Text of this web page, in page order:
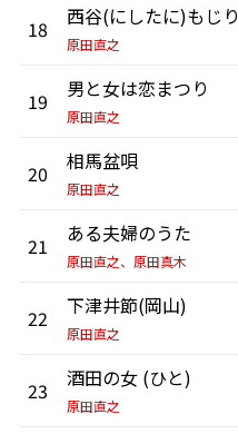
18 西谷(にしたに)もじり
原田直之
19 男と女は恋まつり
原田直之
20 相馬盆唄
原田直之
21 ある夫婦のうた
原田直之、原田真木
22 下津井節(岡山)
原田直之
23 酒田の女 (ひと)
原田直之